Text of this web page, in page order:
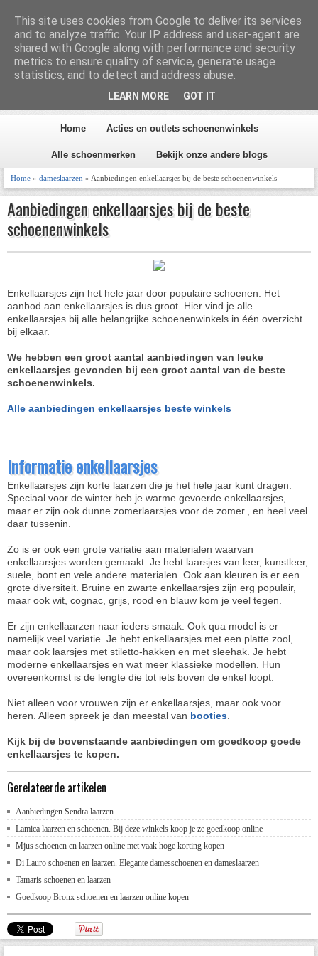
Homepage Inhoud
Schoen en Laars 2026
Alles over schoenen
Home Acties en outlets schoenenwinkels
Alle schoenmerken Bekijk onze andere blogs
Home » dameslaarzen » Aanbiedingen enkellaarsjes bij de beste schoenenwinkels
Aanbiedingen enkellaarsjes bij de beste
schoenenwinkels
Enkellaarsjes zijn het hele jaar door populaire schoenen. Het
aanbod aan enkellaarsjes is dus groot. Hier vind je alle
enkellaarsjes bij alle belangrijke schoenenwinkels in één overzicht
bij elkaar.
We hebben een groot aantal aanbiedingen van leuke
enkellaarsjes gevonden bij een groot aantal van de beste
schoenenwinkels.
Alle aanbiedingen enkellaarsjes beste winkels
Informatie enkellaarsjes
Enkellaarsjes zijn korte laarzen die je het hele jaar kunt dragen.
Speciaal voor de winter heb je warme gevoerde enkellaarsjes,
maar er zijn ook dunne zomerlaarsjes voor de zomer., en heel veel
daar tussenin.
Zo is er ook een grote variatie aan materialen waarvan
enkellaarsjes worden gemaakt. Je hebt laarsjes van leer, kunstleer,
suele, bont en vele andere materialen. Ook aan kleuren is er een
grote diversiteit. Bruine en zwarte enkellaarsjes zijn erg populair,
maar ook wit, cognac, grijs, rood en blauw kom je veel tegen.
Er zijn enkellaarzen naar ieders smaak. Ook qua model is er
namelijk veel variatie. Je hebt enkellaarsjes met een platte zool,
maar ook laarsjes met stiletto-hakken en met sleehak. Je hebt
moderne enkellaarsjes en wat meer klassieke modellen. Hun
overeenkomst is de lengte die tot iets boven de enkel loopt.
Niet alleen voor vrouwen zijn er enkellaarsjes, maar ook voor
heren. Alleen spreek je dan meestal van booties
Kijk bij de bovenstaande aanbiedingen om goedkoop goede
enkellaarsjes te kopen.
Gerelateerde artikelen
Aanbiedingen Sendra laarzen
Lamica laarzen en schoenen. Bij deze winkels koop je ze goedkoop online
Mjus schoenen en laarzen online met vaak hoge korting kopen
Di Lauro schoenen en laarzen. Elegante damesschoenen en dameslaarzen
Tamaris schoenen en laarzen
Goedkoop Bronx schoenen en laarzen online kopen
This site uses cookies from Google to deliver its services
and to analyze traffic. Your IP address and user-agent are
shared with Google along with performance and security
metrics to ensure quality of service, generate usage
statistics, and to detect and address abuse.
LEARN MORE GOT IT